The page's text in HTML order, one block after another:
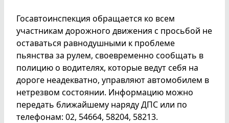
Госавтоинспекция обращается ко всем
участникам дорожного движения с просьбой не
оставаться равнодушными к проблеме
пьянства за рулем, своевременно сообщать в
полицию о водителях, которые ведут себя на
дороге неадекватно, управляют автомобилем в
нетрезвом состоянии. Информацию можно
передать ближайшему наряду ДПС или по
телефонам: 02, 54664, 58204, 58213.